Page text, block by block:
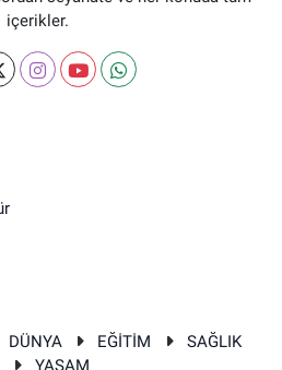
içerikler.
DÜNYA EĞİTİM
SAĞLIK
YAŞAM